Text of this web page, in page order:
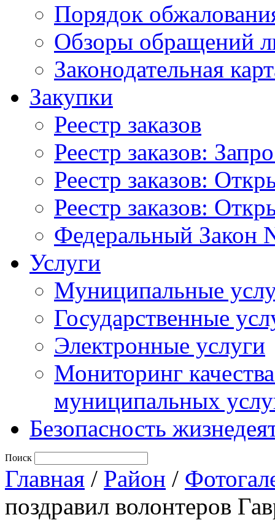
Порядок
Обзоры обращений
Законодательная
Закупки
Реестр заказов
Реестр заказов:
Реестр заказов:
Реестр заказов:
Федеральный Закон
Услуги
Муниципальные
Государственные
Электронные услуги
Мониторинг
муниципальных
Безопасность
Поиск
Главная / Район /
поздравил волонтеров